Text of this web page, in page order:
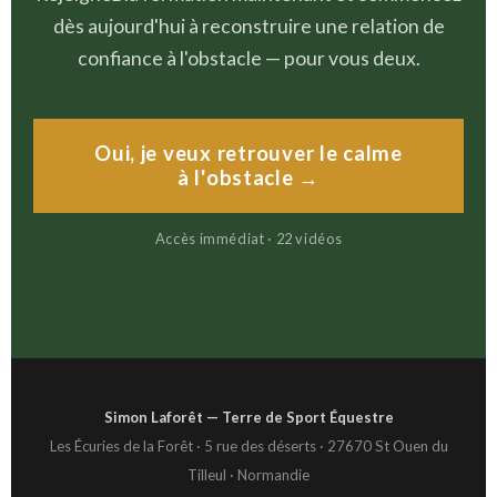
dès aujourd'hui à reconstruire une relation de
confiance à l'obstacle — pour vous deux.
Oui, je veux retrouver le calme
à l'obstacle →
Accès immédiat · 22 vidéos
Simon Laforêt — Terre de Sport Équestre
Les Écuries de la Forêt · 5 rue des déserts · 27670 St Ouen du
Tilleul · Normandie